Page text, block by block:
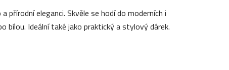
přírodní eleganci. Skvěle se hodí do moderních i
bílou. Ideální také jako praktický a stylový dárek.